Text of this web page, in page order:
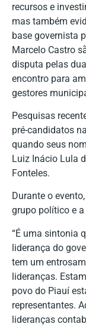
recursos e
mas também
base governista
Marcelo Castro
disputa pelas
encontro para
gestores
Pesquisas
pré-candidatos
quando seus
Luiz Inácio Lula
Fonteles.
Durante o
grupo político e
“É uma sintonia
liderança do
tem um
lideranças.
povo do Piauí
representantes.
lideranças